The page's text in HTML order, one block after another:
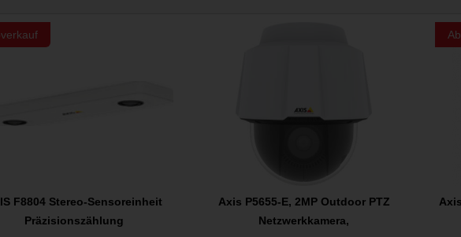
F8804 Stereo-Sensoreinheit
Präzisionszählung
Axis P5655-E, 2MP Outdoor PTZ
Netzwerkkamera,